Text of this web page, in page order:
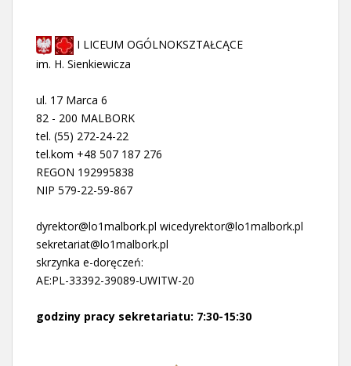
I LICEUM OGÓLNOKSZTAŁCĄCE
im. H. Sienkiewicza
ul. 17 Marca 6
82 - 200 MALBORK
tel. (55) 272-24-22
tel.kom +48 507 187 276
REGON 192995838
NIP 579-22-59-867
dyrektor@lo1malbork.pl wicedyrektor@lo1malbork.pl
sekretariat@lo1malbork.pl
skrzynka e-doręczeń:
AE:PL-33392-39089-UWITW-20
godziny pracy sekretariatu: 7:30-15:30